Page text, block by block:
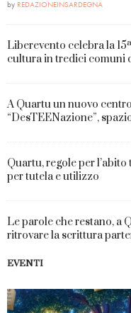
by REDAZIONEINSARDEGNA
Liberevento celebra la
cultura in tredici comuni
A Quartu un nuovo
“DesTEENazione”,
Quartu, regole per
per tutela e utilizzo
Le parole che restano, a
ritrovare la scrittura
EVENTI